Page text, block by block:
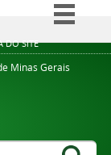
DO SITE
BR
Minas Gerais